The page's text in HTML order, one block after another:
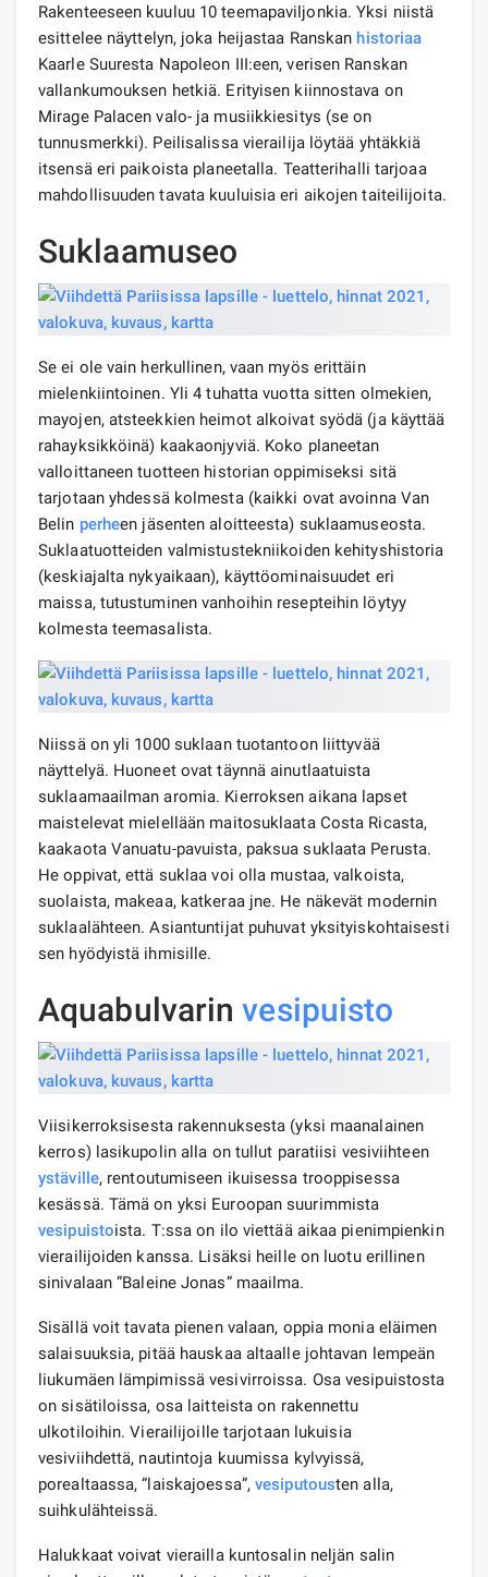
Rakenteeseen kuuluu 10 teemapaviljonkia. Yksi niistä
esittelee näyttelyn, joka heijastaa Ranskan historiaa
Kaarle Suuresta Napoleon III:een, verisen Ranskan
vallankumouksen hetkiä. Erityisen kiinnostava on
Mirage Palacen valo- ja musiikkiesitys (se on
tunnusmerkki). Peilisalissa vierailija löytää yhtäkkiä
itsensä eri paikoista planeetalla. Teatterihalli tarjoaa
mahdollisuuden tavata kuuluisia eri aikojen taiteilijoita.
Suklaamuseo
Se ei ole vain herkullinen, vaan myös erittäin
mielenkiintoinen. Yli 4 tuhatta vuotta sitten olmekien,
mayojen, atsteekkien heimot alkoivat syödä (ja käyttää
rahayksikköinä) kaakaonjyviä. Koko planeetan
valloittaneen tuotteen historian oppimiseksi sitä
tarjotaan yhdessä kolmesta (kaikki ovat avoinna Van
Belin perheen jäsenten aloitteesta) suklaamuseosta.
Suklaatuotteiden valmistustekniikoiden kehityshistoria
(keskiajalta nykyaikaan), käyttöominaisuudet eri
maissa, tutustuminen vanhoihin resepteihin löytyy
kolmesta teemasalista.
Niissä on yli 1000 suklaan tuotantoon liittyvää
näyttelyä. Huoneet ovat täynnä ainutlaatuista
suklaamaailman aromia. Kierroksen aikana lapset
maistelevat mielellään maitosuklaata Costa Ricasta,
kaakaota Vanuatu-pavuista, paksua suklaata Perusta.
He oppivat, että suklaa voi olla mustaa, valkoista,
suolaista, makeaa, katkeraa jne. He näkevät modernin
suklaalähteen. Asiantuntijat puhuvat yksityiskohtaisesti
sen hyödyistä ihmisille.
Aquabulvarinvesipuisto
Viisikerroksisesta rakennuksesta (yksi maanalainen
kerros) lasikupolin alla on tullut paratiisi vesiviihteen
ystäville, rentoutumiseen ikuisessa trooppisessa
kesässä. Tämä on yksi Euroopan suurimmista
vesipuistoista. T:ssa on ilo viettää aikaa pienimpienkin
vierailijoiden kanssa. Lisäksi heille on luotu erillinen
sinivalaan ”Baleine Jonas” maailma.
Sisällä voit tavata pienen valaan, oppia monia eläimen
salaisuuksia, pitää hauskaa altaalle johtavan lempeän
liukumäen lämpimissä vesivirroissa. Osa vesipuistosta
on sisätiloissa, osa laitteista on rakennettu
ulkotiloihin. Vierailijoille tarjotaan lukuisia
vesiviihdettä, nautintoja kuumissa kylvyissä,
porealtaassa, ”laiskajoessa”,vesiputousten alla,
suihkulähteissä.
Halukkaat voivat vierailla kuntosalin neljän salin